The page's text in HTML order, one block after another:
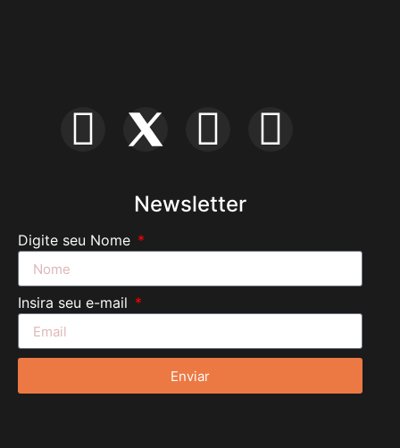
Newsletter
Digite seu Nome
Insira seu e-mail
Enviar